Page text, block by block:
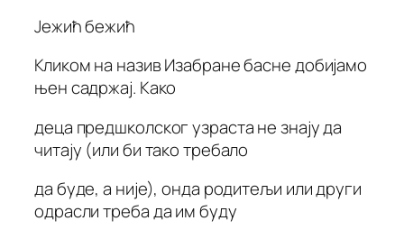
Јежић бежић
Кликом на назив Изабране басне добијамо
њен садржај. Како
деца предшколског узраста не знају да
читају (или би тако требало
да буде, а није), онда родитељи или други
одрасли треба да им буду